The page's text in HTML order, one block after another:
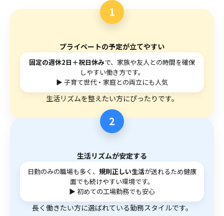
1
プライベートの予定が立てやすい
固定の週休2日＋祝日休みで、家族や友人との時間を確保
しやすい働き方です。
▶ 子育て世代・家庭との両立にも人気
生活リズムを整えたい方にぴったりです。
2
生活リズムが安定する
日勤のみの職場も多く、 規則正しい生活が送れるため健康
面でも続けやすい環境です。
▶ 初めての工場勤務でも安心
長く働きたい方に選ばれている勤務スタイルです。